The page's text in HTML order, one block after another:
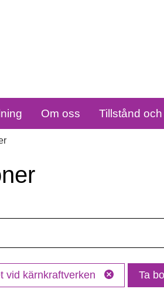
Om oss Tillstånd
vid kärnkraftverken Ta